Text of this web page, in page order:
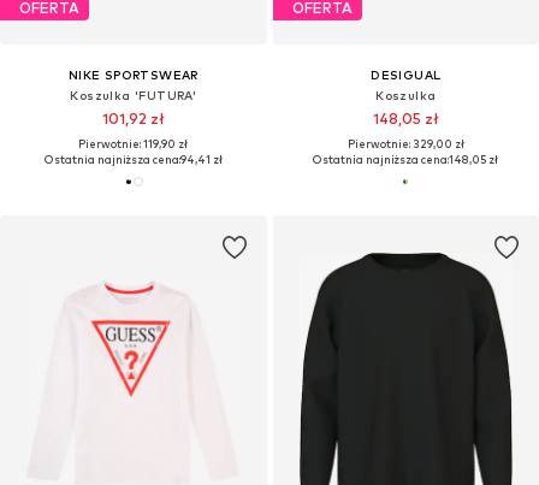
OFERTA
NIKE SPORTSWEAR
Koszulka 'FUTURA'
101,92 zł
Pierwotnie: 119,90 zł
Ostatnia najniższa cena:94,41 zł
OFERTA
DESIGUAL
Koszulka
148,05 zł
Pierwotnie: 329,00 zł
Ostatnia najniższa cena:148,05 zł